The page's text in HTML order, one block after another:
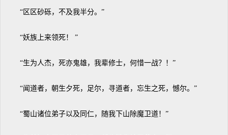
“区区砂砾，不及我半分。”
“妖族上来领死！ ”
“生为人杰，死亦鬼雄，我辈修士，何惜一战？！”
“闻道者，朝生夕死，足尔，寻道者，忘生之死，憾尔。”
“蜀山诸位弟子以及同仁，随我下山除魔卫道！”